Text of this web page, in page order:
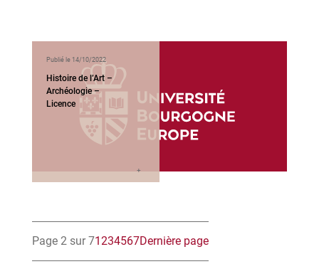
Publié le 14/10/2022
Histoire de l’Art –
Archéologie –
Licence
Page 2 sur 71234567Dernière page